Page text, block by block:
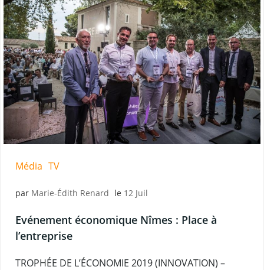
Média TV
par Marie-Édith Renard le 12 Juil
Evénement économique Nîmes : Place à
l’entreprise
TROPHÉE DE L’ÉCONOMIE 2019 (INNOVATION) –